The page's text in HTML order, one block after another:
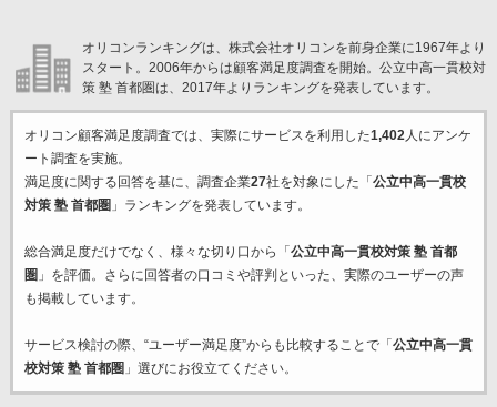
オリコンランキングは、株式会社オリコンを前身企業に1967年より
スタート。2006年からは顧客満足度調査を開始。公立中高一貫校対
策 塾 首都圏は、2017年よりランキングを発表しています。
オリコン顧客満足度調査では、実際にサービスを利用した1,402人にアンケ
ート調査を実施。
満足度に関する回答を基に、調査企業27社を対象にした「 公立中高一貫校
対策 塾 首都圏 」ランキングを発表しています。
総合満足度だけでなく、様々な切り口から「 公立中高一貫校対策 塾 首都
圏 」を評価。さらに回答者の口コミや評判といった、実際のユーザーの声
も掲載しています。
サービス検討の際、“ユーザー満足度”からも比較することで「 公立中高一貫
校対策 塾 首都圏 」選びにお役立てください。